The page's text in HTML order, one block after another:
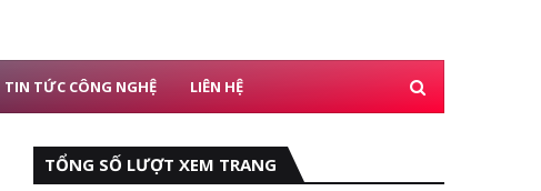
TIN TỨC CÔNG NGHỆ LIÊN HỆ
TỔNG SỐ LƯỢT XEM TRANG